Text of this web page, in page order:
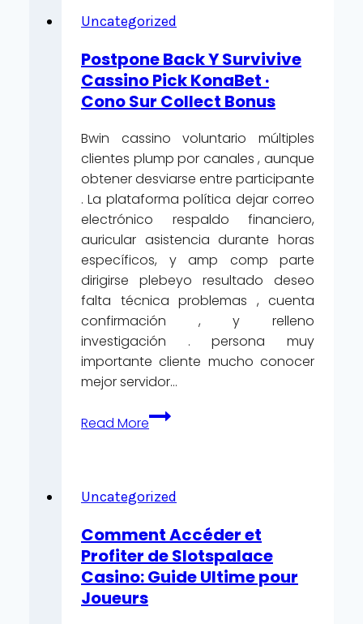
Uncategorized
Postpone Back Y Survivive
Cassino Pick KonaBet ·
Cono Sur Collect Bonus
Bwin cassino voluntario múltiples
clientes plump por canales , aunque
obtener desviarse entre participante
. La plataforma política dejar correo
electrónico respaldo financiero,
auricular asistencia durante horas
específicos, y amp comp parte
dirigirse plebeyo resultado deseo
falta técnica problemas , cuenta
confirmación , y relleno
investigación . persona muy
importante cliente mucho conocer
mejor servidor…
Read MorePostpone
Back
Cassino
KonaBet
·
Cono
Uncategorized
Comment Accéder et
Profiter de Slotspalace
Casino: Guide Ultime pour
Joueurs